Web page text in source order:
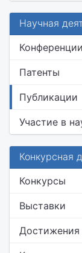
Научная
Конференции
Патенты
Публикации
Участие в
Конкурсная
Конкурсы
Выставки
Достижения